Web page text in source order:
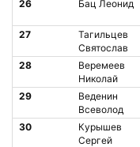
26 Бац Леонид
27
Тагильцев
Святослав
28
Веремеев
Николай
29
Веденин
Всеволод
30
Курышев
Сергей